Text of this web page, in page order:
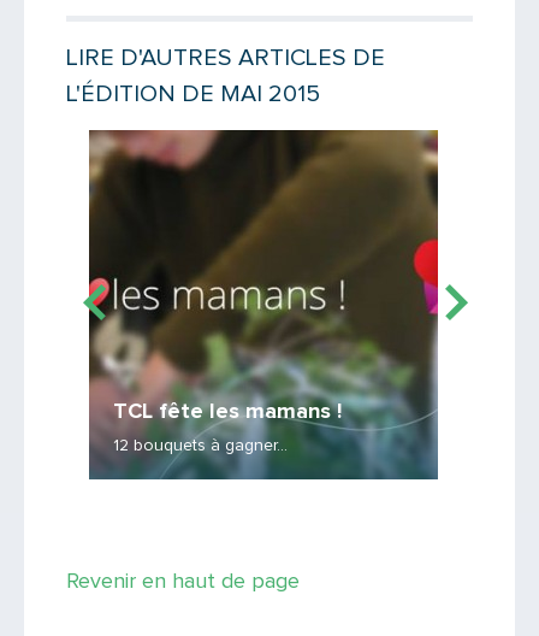
LIRE D'AUTRES ARTICLES DE
L'ÉDITION DE MAI 2015
Lire la suite
TCL fête les mamans !
12 bouquets à gagner...
Revenir en haut de page